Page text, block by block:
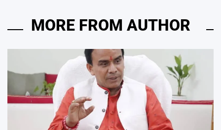
MORE FROM AUTHOR